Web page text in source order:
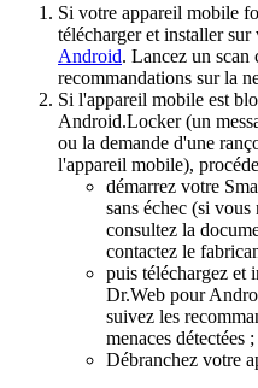
Si votre appareil mobile
télécharger et installer
Android. Lancez un scan
recommandations sur la
Si l'appareil mobile est
Android.Locker (un
ou la demande d'une
l'appareil mobile),
démarrez votre
sans échec (si
consultez la
contactez le
puis téléchargez et
Dr.Web pour
suivez les
menaces détectées ;
Débranchez votre